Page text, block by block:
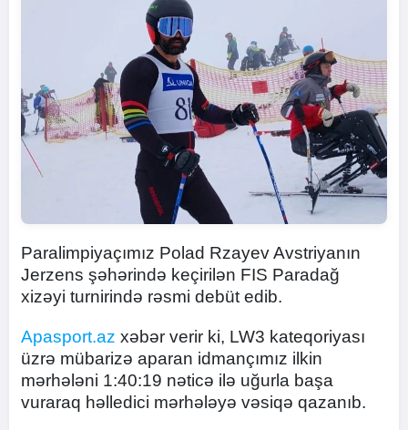
Paralimpiyaçımız Polad Rzayev Avstriyanın
Jerzens şəhərində keçirilən FIS Paradağ
xizəyi turnirində rəsmi debüt edib.
Apasport.az xəbər verir ki, LW3 kateqoriyası
üzrə mübarizə aparan idmançımız ilkin
mərhələni 1:40:19 nəticə ilə uğurla başa
vuraraq həlledici mərhələyə vəsiqə qazanıb.